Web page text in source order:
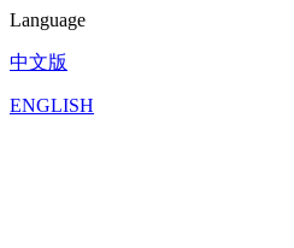
Language
中文版
ENGLISH